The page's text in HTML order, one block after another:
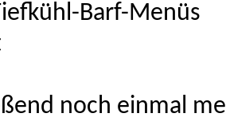
Barf-Menüs
noch einmal